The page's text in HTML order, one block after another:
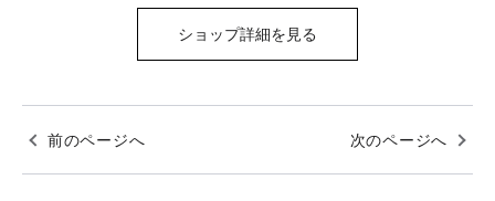
ショップ詳細を見る
前のページへ 次のページへ